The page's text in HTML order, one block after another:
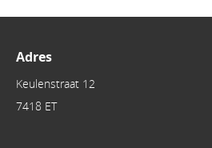
Adres
Keulenstraat 12
7418 ET